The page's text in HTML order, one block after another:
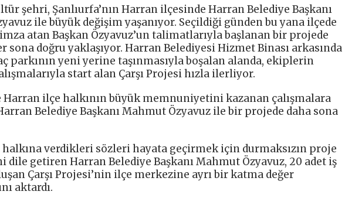
şehri, Şanlıurfa’nın Harran ilçesinde Harran Belediye Başkanı
ile büyük değişim yaşanıyor. Seçildiği günden bu yana ilçede
atan Başkan Özyavuz’un talimatlarıyla başlanan bir projede
sona doğru yaklaşıyor. Harran Belediyesi Hizmet Binası arkasında
parkının yeni yerine taşınmasıyla boşalan alanda, ekiplerin
start alan Çarşı Projesi hızla ilerliyor.
Harran ilçe halkının büyük memnuniyetini kazanan çalışmalara
Belediye Başkanı Mahmut Özyavuz ile bir projede daha sona
verdikleri sözleri hayata geçirmek için durmaksızın proje
getiren Harran Belediye Başkanı Mahmut Özyavuz, 20 adet iş
Çarşı Projesi’nin ilçe merkezine ayrı bir katma değer
aktardı.